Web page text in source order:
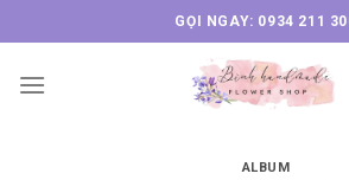
to
content
GỌI NGAY: 0934 211
ALBUM